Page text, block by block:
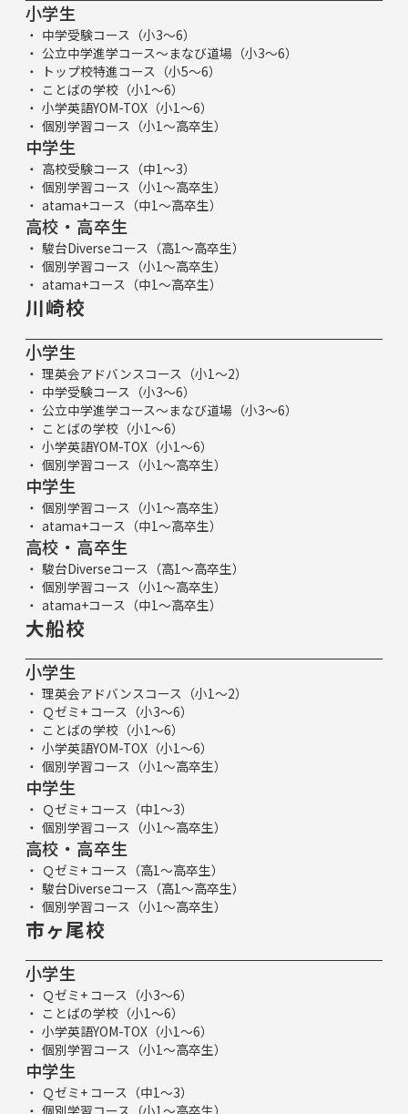
小学生
中学受験コース（小3～6）
公立中学進学コース～まなび道場（小3～6）
トップ校特進コース（小5～6）
ことばの学校（小1～6）
小学英語YOM-TOX（小1～6）
個別学習コース（小1～高卒生）
中学生
高校受験コース（中1～3）
個別学習コース（小1～高卒生）
atama+コース（中1～高卒生）
高校・高卒生
駿台Diverseコース（高1～高卒生）
個別学習コース（小1～高卒生）
atama+コース（中1～高卒生）
川崎校
小学生
理英会アドバンスコース（小1～2）
中学受験コース（小3～6）
公立中学進学コース～まなび道場（小3～6）
ことばの学校（小1～6）
小学英語YOM-TOX（小1～6）
個別学習コース（小1～高卒生）
中学生
個別学習コース（小1～高卒生）
atama+コース（中1～高卒生）
高校・高卒生
駿台Diverseコース（高1～高卒生）
個別学習コース（小1～高卒生）
atama+コース（中1～高卒生）
大船校
小学生
理英会アドバンスコース（小1～2）
Ｑゼミ+ コース（小3～6）
ことばの学校（小1～6）
小学英語YOM-TOX（小1～6）
個別学習コース（小1～高卒生）
中学生
Ｑゼミ+ コース（中1～3）
個別学習コース（小1～高卒生）
高校・高卒生
Ｑゼミ+ コース（高1～高卒生）
駿台Diverseコース（高1～高卒生）
個別学習コース（小1～高卒生）
市ヶ尾校
小学生
Ｑゼミ+ コース（小3～6）
ことばの学校（小1～6）
小学英語YOM-TOX（小1～6）
個別学習コース（小1～高卒生）
中学生
Ｑゼミ+ コース（中1～3）